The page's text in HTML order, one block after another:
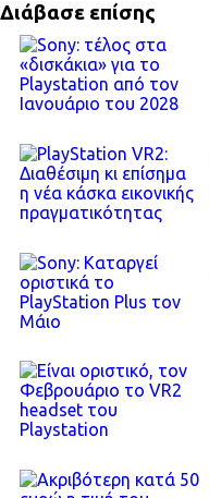
Διάβασε επίσης